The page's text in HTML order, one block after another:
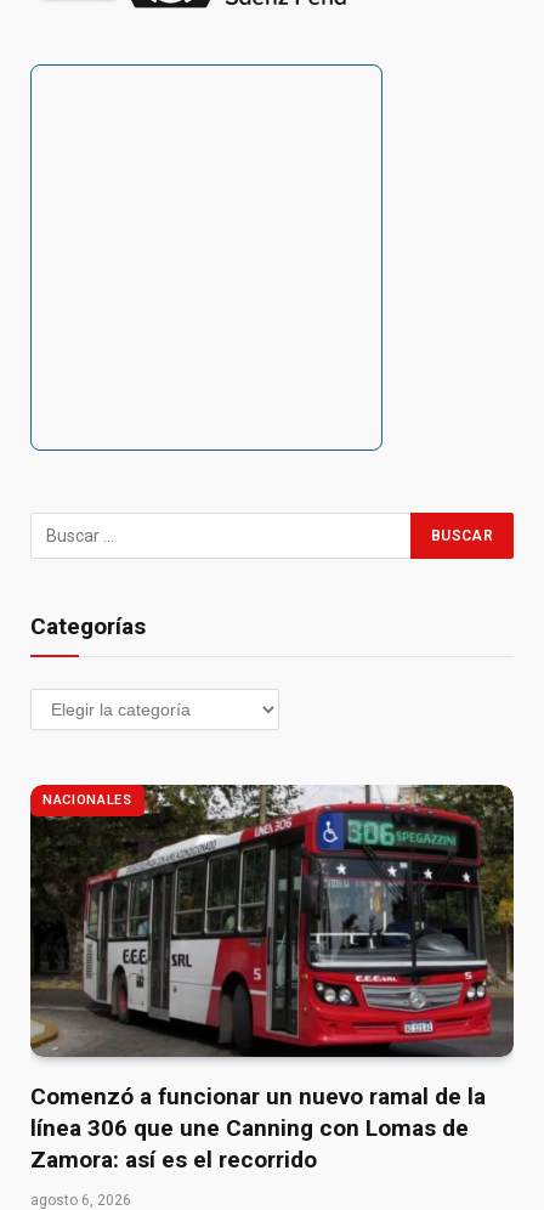
Categorías
NACIONALES
Comenzó a funcionar un nuevo ramal de la
línea 306 que une Canning con Lomas de
Zamora: así es el recorrido
agosto 6, 2026